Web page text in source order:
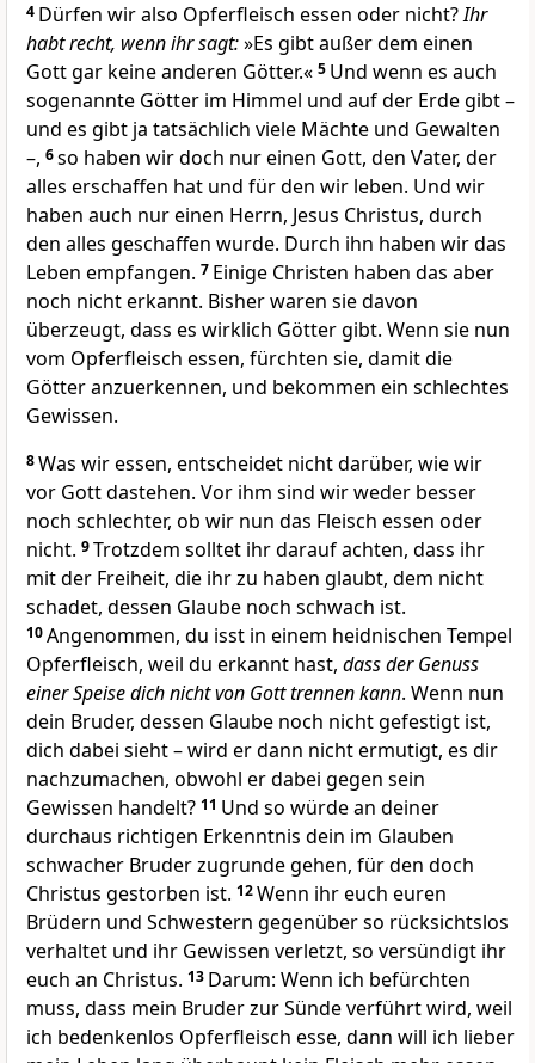
4 Dürfen wir also Opferfleisch essen oder nicht?Ihr
habt recht, wenn ihr sagt:»Es gibt außer dem einen
Gott gar keine anderen Götter.« 5 Und wenn es auch
sogenannte Götter im Himmel und auf der Erde gibt –
und es gibt ja tatsächlich viele Mächte und Gewalten
–, 6so haben wir doch nur einen Gott, den Vater, der
alles erschaffen hat und für den wir leben. Und wir
haben auch nur einen Herrn, Jesus Christus, durch
den alles geschaffen wurde. Durch ihn haben wir das
Leben empfangen. 7 Einige Christen haben das aber
noch nicht erkannt. Bisher waren sie davon
überzeugt, dass es wirklich Götter gibt. Wenn sie nun
vom Opferfleisch essen, fürchten sie, damit die
Götter anzuerkennen, und bekommen ein schlechtes
Gewissen.
8Was wir essen, entscheidet nicht darüber, wie wir
vor Gott dastehen. Vor ihm sind wir weder besser
noch schlechter, ob wir nun das Fleisch essen oder
nicht. 9Trotzdem solltet ihr darauf achten, dass ihr
mit der Freiheit, die ihr zu haben glaubt, dem nicht
schadet, dessen Glaube noch schwach ist.
10Angenommen, du isst in einem heidnischen Tempel
Opferfleisch, weil du erkannt hast, dass der Genuss
einer Speise dich nicht von Gott trennen kann. Wenn nun
dein Bruder, dessen Glaube noch nicht gefestigt ist,
dich dabei sieht – wird er dann nicht ermutigt, es dir
nachzumachen, obwohl er dabei gegen sein
Gewissen handelt? 11 Und so würde an deiner
durchaus richtigen Erkenntnis dein im Glauben
schwacher Bruder zugrunde gehen, für den doch
Christus gestorben ist. 12Wenn ihr euch euren
Brüdern und Schwestern gegenüber so rücksichtslos
verhaltet und ihr Gewissen verletzt, so versündigt ihr
euch an Christus. 13 Darum: Wenn ich befürchten
muss, dass mein Bruder zur Sünde verführt wird, weil
ich bedenkenlos Opferfleisch esse, dann will ich lieber